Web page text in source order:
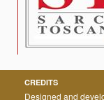
CREDITS
Designed and